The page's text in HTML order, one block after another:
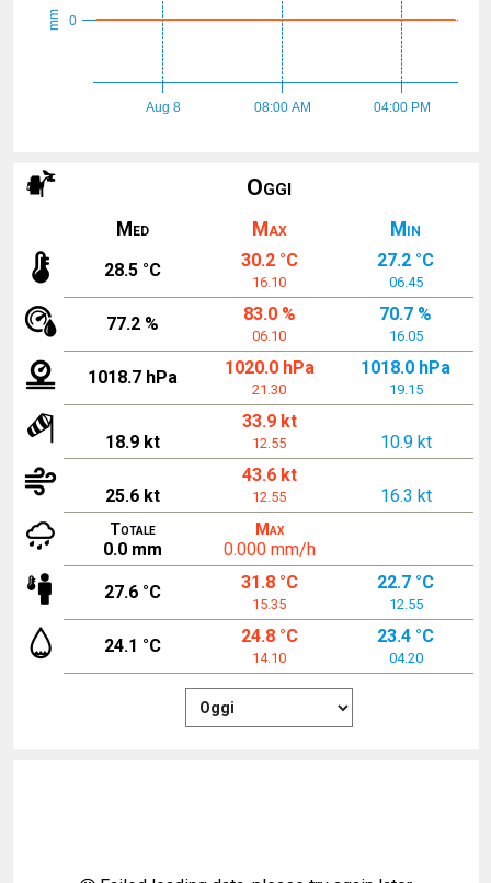
mm
Aug 8 08:00 AM 04:00 PM
0
Oggi
Med Max Min
28.5 °C 30.2 °C
16.10
27.2 °C
06.45
77.2 % 83.0 %
06.10
70.7 %
16.05
1018.7 hPa 1020.0 hPa
21.30
1018.0 hPa
19.15
18.9 kt
33.9 kt
12.55 10.9 kt
25.6 kt
43.6 kt
12.55 16.3 kt
Totale
0.0 mm
Max
0.000 mm/h
27.6 °C 31.8 °C
15.35
22.7 °C
12.55
24.1 °C 24.8 °C
14.10
23.4 °C
04.20